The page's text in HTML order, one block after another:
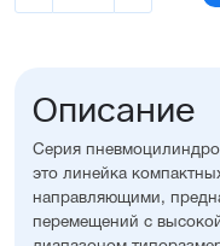
Описание
Серия
это линейка
направляющими,
перемещений с